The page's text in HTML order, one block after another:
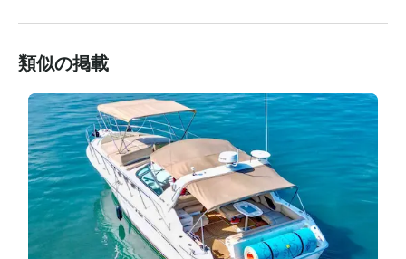
悪天候や故障の場合は全額返金されます。
キャプテン、デッキハンド、燃料、ソフトドリンクはすでに価格
特別なフード＆ドリンクパッケージについては契約を結ぶことが
できます。
類似の掲載